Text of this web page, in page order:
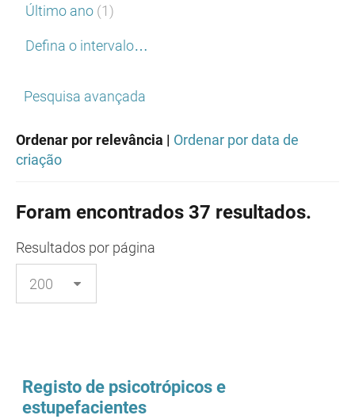
Último ano (1)
Defina o intervalo…
Pesquisa avançada
Ordenar por relevância | Ordenar por data de
criação
Foram encontrados 37 resultados.
Resultados por página
Registo de psicotrópicos e
estupefacientes